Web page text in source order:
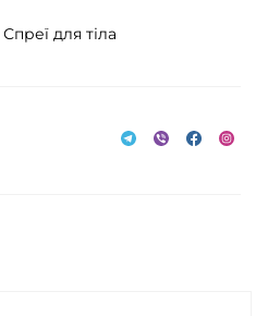
Спреї для тіла